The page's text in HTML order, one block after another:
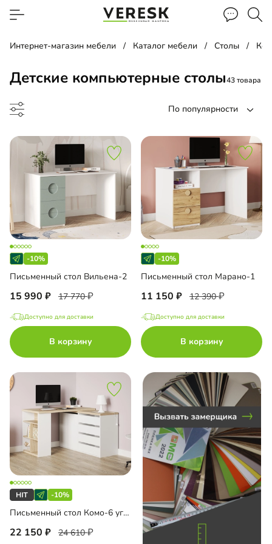
Интернет-магазин мебели Каталог мебели Столы
Детские компьютерные столы43 товара
По популярности
стол
зона
в детскую
до
до
до
-10%
Письменный стол Вильена-2
15 990 17 770
Доступно для доставки
В корзину
-10%
Письменный стол Марано-1
11 150 12 390
Доступно для доставки
В корзину
-10%
Письменный стол Комо-6 угловой
22 150 24 610